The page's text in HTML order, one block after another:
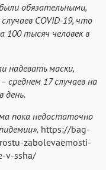
обязательными,
COVID-19, что
100 тысяч человек в
надевать маски,
среднем 17 случаев на
день.
пока недостаточно
https://bag-
zabolevaemosti-
v-ssha/